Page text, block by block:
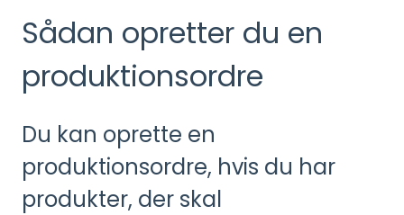
Sådan opretter du en
produktionsordre
Du kan oprette en
produktionsordre, hvis du har
produkter, der skal